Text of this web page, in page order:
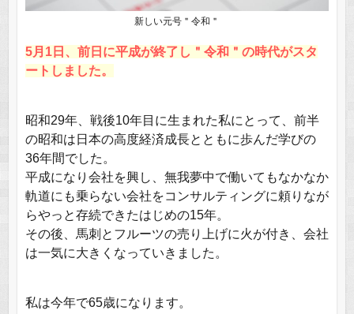
新しい元号＂令和＂
5月1日、前日に平成が終了し＂令和＂の時代がスタ
ートしました。
昭和29年、戦後10年目に生まれた私にとって、前半
の昭和は日本の高度経済成長とともに歩んだ学びの
36年間でした。
平成になり会社を興し、無我夢中で働いてもなかなか
軌道にも乗らない会社をコンサルティングに頼りなが
らやっと存続できたはじめの15年。
その後、馬刺とフルーツの売り上げに火が付き、会社
は一気に大きくなっていきました。
私は今年で65歳になります。